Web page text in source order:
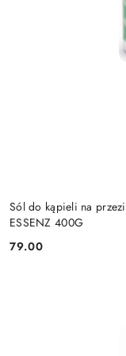
Sól do kąpieli na
ESSENZ 400G
Cena:
79.00